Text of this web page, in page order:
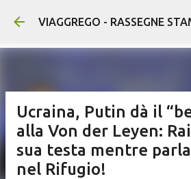
Passa ai contenuti
VIAGGREGO - RASSEGNE
Ucraina, Putin dà il
alla Von der Leyen:
sua testa mentre
nel Rifugio!